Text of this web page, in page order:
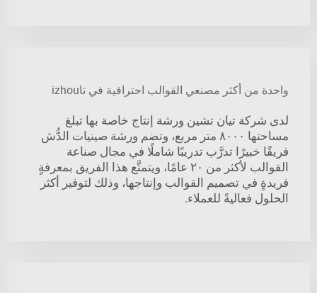
واحدة من أكثر مصنعي القوالب احترافية في تاizhou
لدى شركة تيان تشين ورشة إنتاج خاصة بها تبلغ
مساحتها ٨٠٠٠ متر مربع، وتضم ورشة صينيات الدُّش
فريقًا خبيرًا تدرَّب تدريبًا شاملًا في مجال صناعة
القوالب لأكثر من ٢٠ عامًا، ويتمتَّع هذا الفريق بمعرفةٍ
فريدةٍ في تصميم القوالب وإنتاجها، وذلك لتوفير أكثر
الحلول فعاليةً للعملاء.